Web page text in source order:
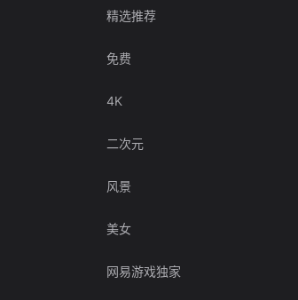
精选推荐
免费
4K
二次元
风景
美女
网易游戏独家